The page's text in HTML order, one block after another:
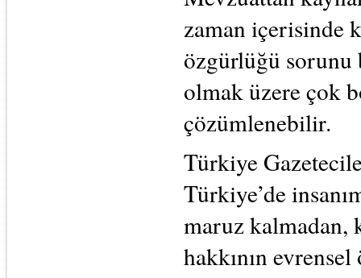
zaman içerisinde
özgürlüğü sorunu
olmak üzere çok
çözümlenebilir.
Türkiye
Türkiye’de
maruz kalmadan,
hakkının